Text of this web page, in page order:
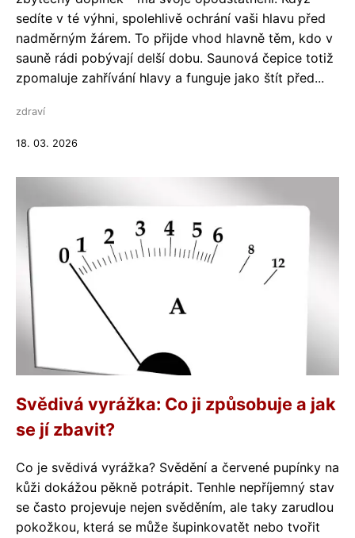
sedíte v té výhni, spolehlivě ochrání vaši hlavu před
nadměrným žárem. To přijde vhod hlavně těm, kdo v
sauně rádi pobývají delší dobu. Saunová čepice totiž
zpomaluje zahřívání hlavy a funguje jako štít před...
zdraví
18. 03. 2026
Svědivá vyrážka: Co ji způsobuje a jak
se jí zbavit?
Co je svědivá vyrážka? Svědění a červené pupínky na
kůži dokážou pěkně potrápit. Tenhle nepříjemný stav
se často projevuje nejen svěděním, ale taky zarudlou
pokožkou, která se může šupinkovatět nebo tvořit